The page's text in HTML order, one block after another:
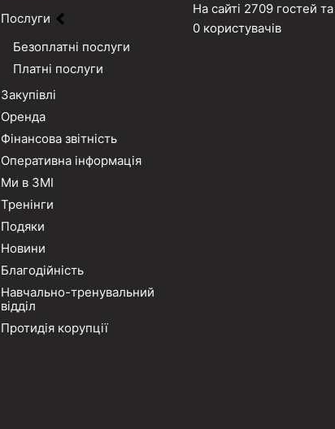
Послуги
Безоплатні послуги
Платні послуги
Закупівлі
Оренда
Фінансова звітність
Оперативна інформація
Ми в ЗМІ
Тренінги
Подяки
Новини
Благодійність
Навчально-тренувальний
відділ
Протидія корупції
На сайті 2709 гостей та
0 користувачів